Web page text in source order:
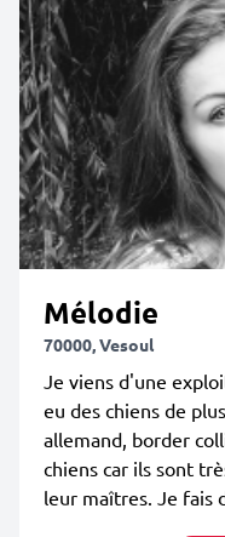
Mélodie
70000, Vesoul
Je viens d'une
eu des chiens de
allemand, border
chiens car ils sont
leur maîtres. Je fais